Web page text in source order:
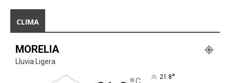
CLIMA
MORELIA
Lluvia Ligera
21.8°